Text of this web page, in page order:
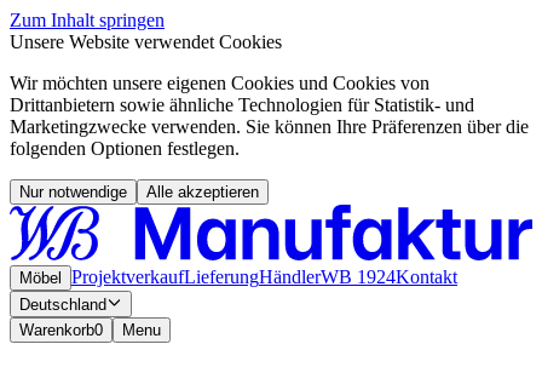
Zum Inhalt springen
Unsere Website verwendet Cookies
Wir möchten unsere eigenen Cookies und Cookies von
Drittanbietern sowie ähnliche Technologien für Statistik- und
Marketingzwecke verwenden. Sie können Ihre Präferenzen über die
folgenden Optionen festlegen.
Nur notwendige Alle akzeptieren
Möbel ProjektverkaufLieferungHändlerWB 1924Kontakt
Deutschland
Warenkorb0 Menu